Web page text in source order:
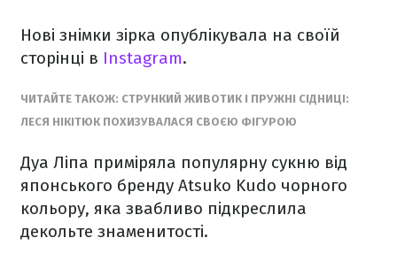
Нові знімки зірка опублікувала на своїй
сторінці в Instagram.
ЧИТАЙТЕ ТАКОЖ: СТРУНКИЙ ЖИВОТИК І ПРУЖНІ СІДНИЦІ:
ЛЕСЯ НІКІТЮК ПОХИЗУВАЛАСЯ СВОЄЮ ФІГУРОЮ
Дуа Ліпа приміряла популярну сукню від
японського бренду Atsuko Kudo чорного
кольору, яка звабливо підкреслила
декольте знаменитості.